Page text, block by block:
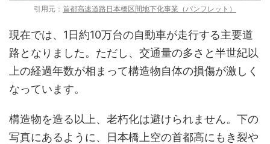
引用元： 首都高速道路日本橋区間地下化事業（パンフレット）
現在では、1日約10万台の自動車が走行する主要道
路となりました。ただし、交通量の多さと半世紀以
上の経過年数が相まって構造物自体の損傷が激しく
なっています。
構造物を造る以上、老朽化は避けられません。下の
写真にあるように、日本橋上空の首都高にもき裂や